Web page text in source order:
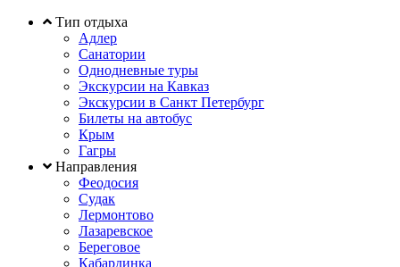
Тип отдыха
Адлер
Санатории
Однодневные туры
Экскурсии на Кавказ
Экскурсии в Санкт Петербург
Билеты на автобус
Крым
Гагры
Направления
Феодосия
Судак
Лермонтово
Лазаревское
Береговое
Кабардинка